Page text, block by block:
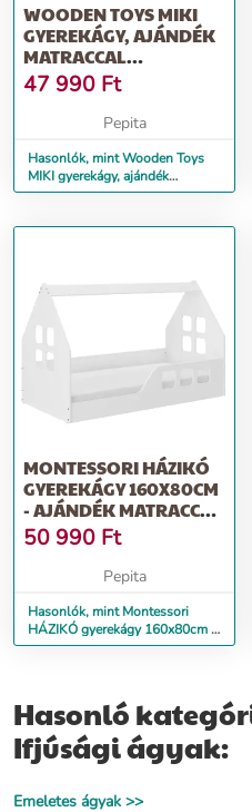
WOODEN TOYS MIKI
GYEREKÁGY, AJÁNDÉK
MATRACCAL
(160X80CM),
ÁGYNEMŰ...
47 990 Ft
Pepita
Hasonlók, mint Wooden Toys
MIKI gyerekágy, ajándék
matraccal (160x80cm),
MONTESSORI HÁZIKÓ
GYEREKÁGY 160X80CM
- AJÁNDÉK MATRACCAL
- JOBBOS
50 990 Ft
Pepita
Hasonlók, mint Montessori
HÁZIKÓ gyerekágy 160x80cm -
ajándék matraccal - jobbos
Hasonló
Ifjúsági ágyak:
Emeletes ágyak >>